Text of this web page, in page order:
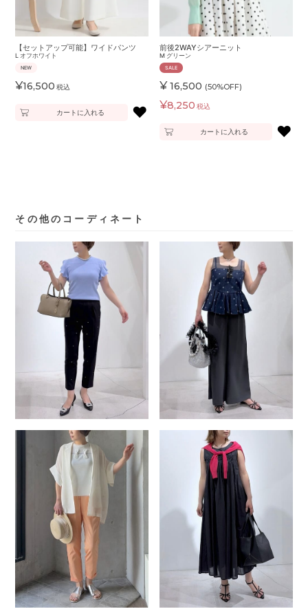
【セットアップ可能】ワイドパンツ
L オフホワイト
NEW
¥16,500 税込
カートに入れる ♥
前後2WAYシアーニット
M グリーン
SALE
¥ 16,500 (50%OFF)
¥8,250 税込
カートに入れる ♥
その他のコーディネート